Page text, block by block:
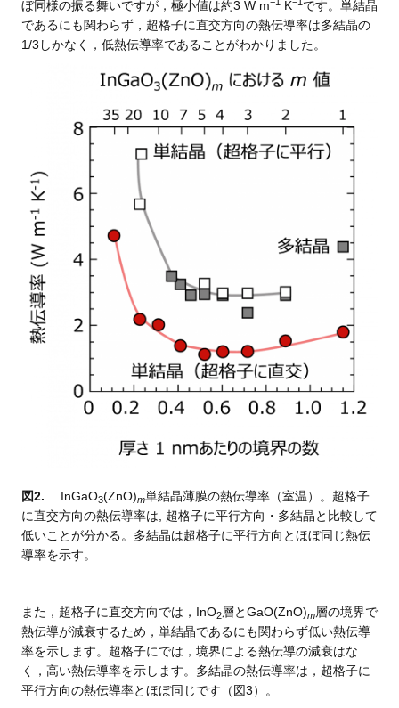
ぼ同様の振る舞いですが，極小値は約3 W m K
です。単結晶
であるにも関わらず，超格子に直交方向の熱伝導率は多結晶の
1/3しかなく，低熱伝導率であることがわかりました。
図2. InGaO3(ZnO)m単結晶薄膜の熱伝導率（室温）。超格子
に直交方向の熱伝導率は, 超格子に平行方向・多結晶と比較して
低いことが分かる。多結晶は超格子に平行方向とほぼ同じ熱伝
導率を示す。
また，超格子に直交方向では，InO2層とGaO(ZnO)m層の境界で
熱伝導が減衰するため，単結晶であるにも関わらず低い熱伝導
率を示します。超格子にでは，境界による熱伝導の減衰はな
く，高い熱伝導率を示します。多結晶の熱伝導率は，超格子に
平行方向の熱伝導率とほぼ同じです（図3）。